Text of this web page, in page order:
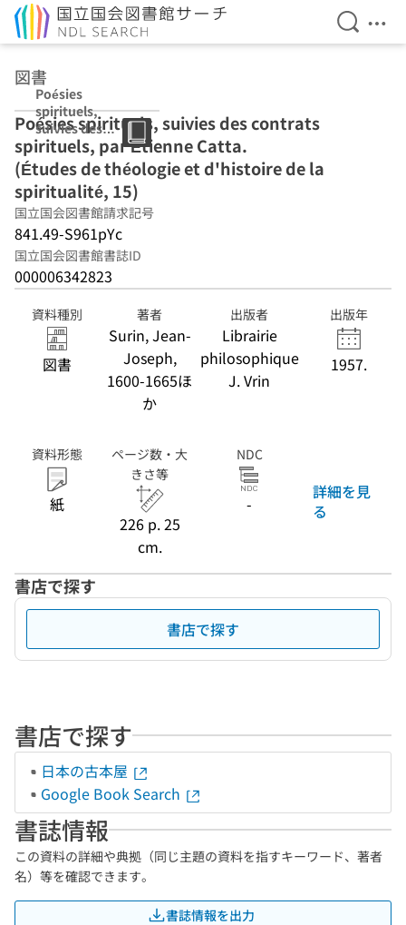
検索を
メ
図書
Poésies
spirituels,
suivies des
contrats
spirituels, par
Étienne Catta.
(Études de
théologie et
d'histoire de la
spiritualité, 15)
Poésies spirituels, suivies des contrats
spirituels, par Étienne Catta.
(Études de théologie et d'histoire de la
spiritualité, 15)
国立国会図書館請求記号
841.49-S961pYc
国立国会図書館書誌ID
000006342823
資料種別
図書
著者
Surin, Jean-
Joseph,
1600-1665ほ
か
出版者
Librairie
philosophique
J. Vrin
出版年
1957.
資料形態
紙
ページ数・大
きさ等
226 p. 25
cm.
NDC
-
詳細を見
る
書店で探す
書店で探す
書店で探す
日本の古本屋
Google Book Search
書誌情報
この資料の詳細や典拠（同じ主題の資料を指すキーワード、著者
名）等を確認できます。
書誌情報を出力